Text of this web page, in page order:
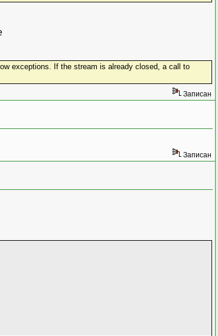
exceptions. If the stream is already closed, a call to
Записан
Записан